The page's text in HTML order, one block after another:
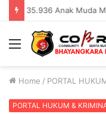
Menu
Home / PORTAL
PORTAL HUKUM &